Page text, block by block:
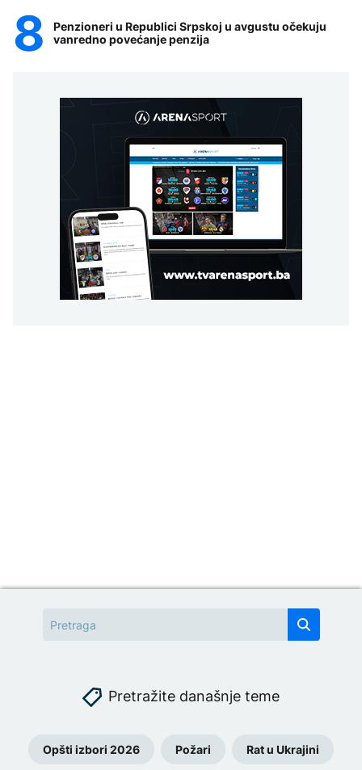
Penzioneri u Republici Srpskoj u avgustu očekuju
vanredno povećanje penzija
Pretražite današnje teme
Opšti izbori 2026 Požari Rat u Ukrajini